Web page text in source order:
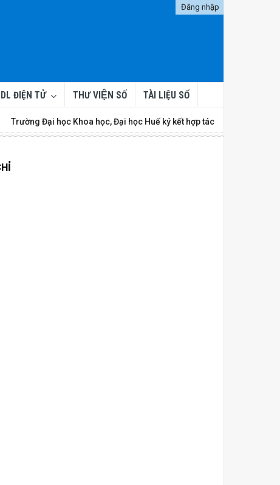
Đăng nhập
ĐIỆN TỬ THƯ VIỆN SỐ TÀI LIỆU SỐ
Đại học Khoa học, Đại học Huế ký kết hợp tác với Steinbeis